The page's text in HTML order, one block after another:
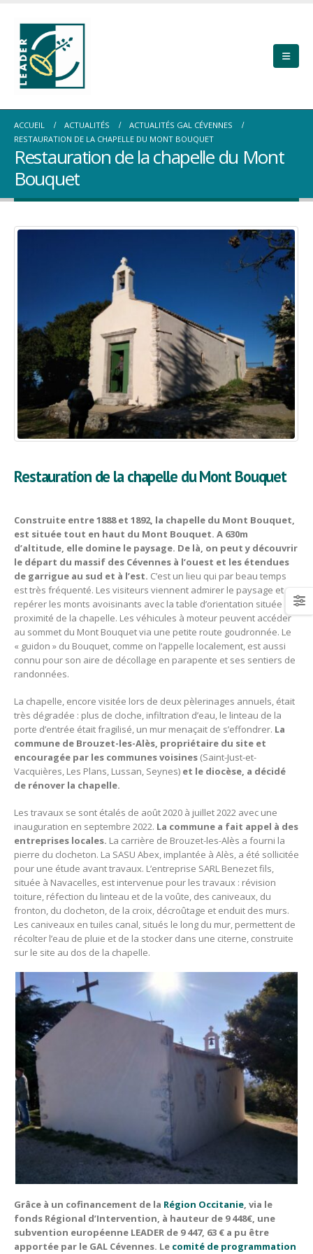
ACCUEIL ACTUALITÉS
ACTUALITÉS GAL CÉVENNES
RESTAURATION DE LA CHAPELLE DU MONT BOUQUET
Restauration de la chapelle du Mont
Bouquet
Restauration de la chapelle du Mont Bouquet
Construite entre 1888 et 1892, la chapelle du Mont Bouquet,
est située tout en haut du Mont Bouquet. A 630m
d’altitude, elle domine le paysage. De là, on peut y découvrir
le départ du massif des Cévennes à l’ouest et les étendues
de garrigue au sud et à l’est. C’est un lieu qui par beau temps
est très fréquenté. Les visiteurs viennent admirer le paysage et
repérer les monts avoisinants avec la table d’orientation située à
proximité de la chapelle. Les véhicules à moteur peuvent accéder
au sommet du Mont Bouquet via une petite route goudronnée. Le
« guidon » du Bouquet, comme on l’appelle localement, est aussi
connu pour son aire de décollage en parapente et ses sentiers de
randonnées.
La chapelle, encore visitée lors de deux pèlerinages annuels, était
très dégradée : plus de cloche, infiltration d’eau, le linteau de la
porte d’entrée était fragilisé, un mur menaçait de s’effondrer. La
commune de Brouzet-les-Alès, propriétaire du site et
encouragée par les communes voisines (Saint-Just-et-
Vacquières, Les Plans, Lussan, Seynes) et le diocèse, a décidé
de rénover la chapelle.
Les travaux se sont étalés de août 2020 à juillet 2022 avec une
inauguration en septembre 2022. La commune a fait appel à des
entreprises locales. La carrière de Brouzet-les-Alès a fourni la
pierre du clocheton. La SASU Abex, implantée à Alès, a été sollicitée
pour une étude avant travaux. L’entreprise SARL Benezet fils,
située à Navacelles, est intervenue pour les travaux : révision
toiture, réfection du linteau et de la voûte, des caniveaux, du
fronton, du clocheton, de la croix, décroûtage et enduit des murs.
Les caniveaux en tuiles canal, situés le long du mur, permettent de
récolter l’eau de pluie et de la stocker dans une citerne, construite
sur le site au dos de la chapelle.
Grâce à un cofinancement de la Région Occitanie, via le
fonds Régional d’Intervention, à hauteur de 9 448€, une
subvention européenne LEADER de 9 447, 63 € a pu être
apportée par le GAL Cévennes. Le comité de programmation